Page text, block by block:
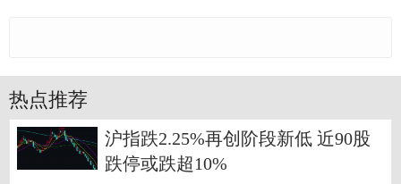
热点推荐
沪指跌2.25%再创阶段新低 近90股
跌停或跌超10%